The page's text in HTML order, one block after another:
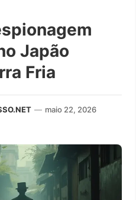
Japão
Fria
— maio 22, 2026